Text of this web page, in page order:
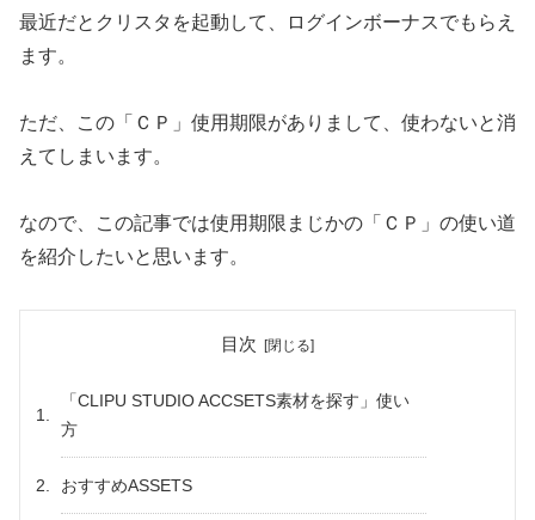
最近だとクリスタを起動して、ログインボーナスでもらえ
ます。
ただ、この「ＣＰ」使用期限がありまして、使わないと消
えてしまいます。
なので、この記事では使用期限まじかの「ＣＰ」の使い道
を紹介したいと思います。
目次
「CLIPU STUDIO ACCSETS素材を探す」使い
方
おすすめASSETS